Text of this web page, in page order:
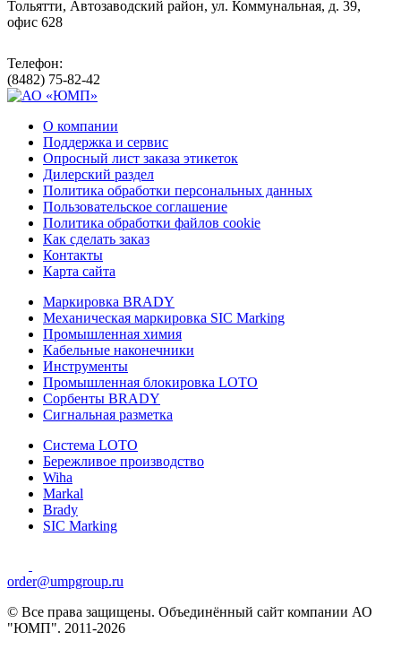
Тольятти, Автозаводский район, ул. Коммунальная, д. 39,
офис 628
Телефон:
(8482) 75-82-42
О компании
Поддержка и сервис
Опросный лист заказа этикеток
Дилерский раздел
Политика обработки персональных данных
Пользовательское соглашение
Политика обработки файлов cookie
Как сделать заказ
Контакты
Карта сайта
Маркировка BRADY
Механическая маркировка SIC Marking
Промышленная химия
Кабельные наконечники
Инструменты
Промышленная блокировка LOTO
Сорбенты BRADY
Сигнальная разметка
Система LOTO
Бережливое производство
Wiha
Markal
Brady
SIC Marking
order@umpgroup.ru
© Все права защищены. Объединённый сайт компании АО
"ЮМП". 2011-2026